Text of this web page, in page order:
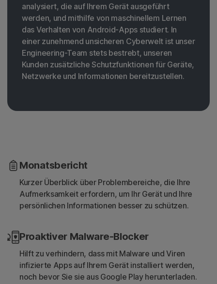
analysiert, die auf Ihrem Gerät ausgeführt
werden, und mithilfe von maschinellem Lernen
das Verhalten von Android-Apps studiert. In
einer zunehmend unsicheren Cyberwelt ist unser
Engineering-Team stets bestrebt, unseren
Kunden zusätzliche Schutzfunktionen für Geräte,
Netzwerke und Informationen bereitzustellen.
Monatsbericht
Kurzer Überblick über Problembereiche, die Ihre
Aufmerksamkeit erfordern, um Ihr Gerät und Ihre
persönlichen Informationen besser zu schützen.
Proaktiver Malware-Blocker
Hilft zu verhindern, dass mit Malware und Viren
infizierte Apps auf Ihrem Gerät installiert werden,
noch bevor Sie sie aus Google Play herunterladen.